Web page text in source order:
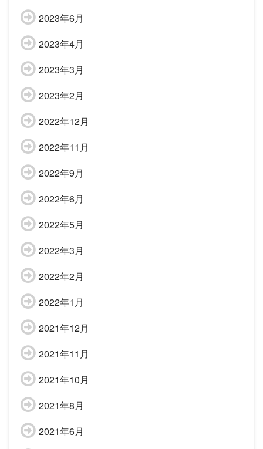
2023年6月
2023年4月
2023年3月
2023年2月
2022年12月
2022年11月
2022年9月
2022年6月
2022年5月
2022年3月
2022年2月
2022年1月
2021年12月
2021年11月
2021年10月
2021年8月
2021年6月